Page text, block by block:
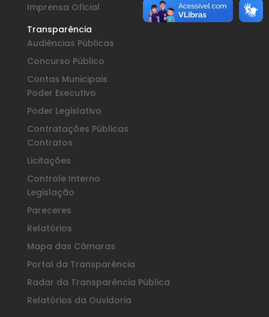
Imprensa Oficial
Transparência
Audiências Públicas
Concurso Público
Contas Municipais
Poder Executivo
Poder Legislativo
Contratações Públicas
Contratos
Licitações
Controle Interno
Legislação
Pareceres
Relatórios
Mapa das Câmaras
Portal da Transparência
Radar da Transparência Pública
Relatórios da Ouvidoria